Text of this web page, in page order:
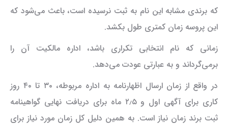
که برندی مشابه این نام به ثبت نرسیده است، باعث می‌شود که
این پروسه زمان کمتری طول بکشد.
زمانی که نام انتخابی تکراری باشد، اداره مالکیت آن را
برمی‌گرداند و به عبارتی عودت می‌دهد.
در واقع از زمان ارسال اظهارنامه به اداره مربوطه، ۳۰ تا ۴۰ روز
کاری برای آگهی اول و ۲٫۵ ماه برای دریافت نهایی گواهینامه
ثبت برند زمان نیاز است. به همین دلیل کل زمان مورد نیاز برای